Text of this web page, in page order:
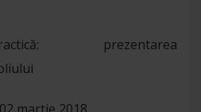
prezentarea
martie 2018